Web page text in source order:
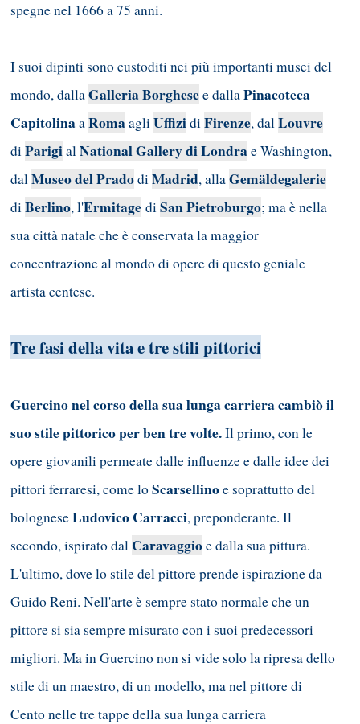
spegne nel 1666 a 75 anni.
I suoi dipinti sono custoditi nei più importanti musei del
mondo, dallaGalleria Borghesee dallaPinacoteca
CapitolinaaRomaagliUffizidiFirenze, dalLouvre
diParigialNational Gallery di Londrae Washington,
dalMuseo del PradodiMadrid, allaGemäldegalerie
diBerlino, l'Ermitage diSan Pietroburgo; ma è nella
sua città natale che è conservata la maggior
concentrazione al mondo di opere di questo geniale
artista centese.
Tre fasi della vita e tre stili pittorici
Guercino nel corso della sua lunga carriera cambiò il
suo stile pittorico per ben tre volte.Il primo, con le
opere giovanili permeate dalle influenze e dalle idee dei
pittori ferraresi, come loScarsellinoe soprattutto del
bologneseLudovico Carracci, preponderante. Il
secondo, ispirato dal Caravaggioe dalla sua pittura.
L'ultimo, dove lo stile del pittore prende ispirazione da
Guido Reni. Nell'arte è sempre stato normale che un
pittore si sia sempre misurato con i suoi predecessori
migliori. Ma in Guercino non si vide solo la ripresa dello
stile di un maestro, di un modello, ma nel pittore di
Cento nelle tre tappe della sua lunga carriera